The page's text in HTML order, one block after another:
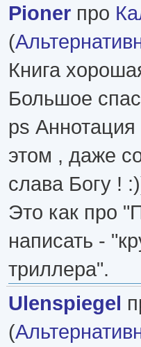
Pioner про
(
Книга
Большое
ps
этом , даже
слава Богу !
Это как про
написать -
триллера".
Ulenspiegel
(